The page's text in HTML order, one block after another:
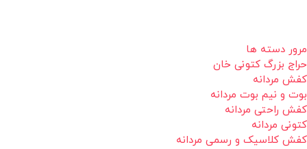
مرور دسته ها
حراج بزرگ کتونی خان
کفش مردانه
بوت و نیم بوت مردانه
کفش راحتی مردانه
کتونی مردانه
کفش کلاسیک و رسمی مردانه